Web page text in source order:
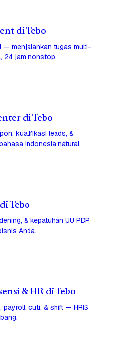
di Tebo
— menjalankan tugas multi-
24 jam nonstop.
di Tebo
kualifikasi leads, &
Indonesia natural.
Tebo
& kepatuhan UU PDP
Anda.
& HR di Tebo
payroll, cuti, & shift — HRIS